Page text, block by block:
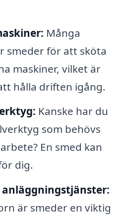
Många
smeder för att sköta
maskiner, vilket är
hålla driften igång.
Kanske har du
som behövs
En smed kan
dig.
anläggningstjänster:
är smeder en viktig